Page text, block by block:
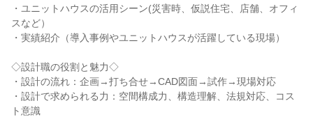
・ユニットハウスの活用シーン(災害時、仮説住宅、店舗、オフィ
スなど）
・実績紹介（導入事例やユニットハウスが活躍している現場）
◇設計職の役割と魅力◇
・設計の流れ：企画→打ち合せ→CAD図面→試作→現場対応
・設計で求められる力：空間構成力、構造理解、法規対応、コス
ト意識